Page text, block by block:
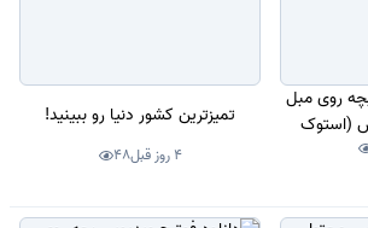
روی مبل
(استوک
تمیزترین کشور دنیا رو ببینید!
4 روز قبل 48